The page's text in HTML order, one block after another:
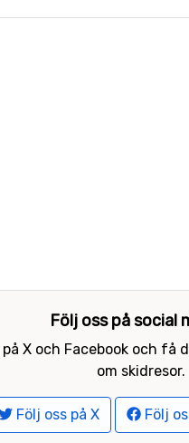
Följ oss på social
på X och Facebook och få
om skidresor.
Följ oss på X Följ